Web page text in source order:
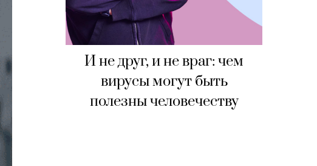
И не друг, и не враг: чем
вирусы могут быть
полезны человечеству